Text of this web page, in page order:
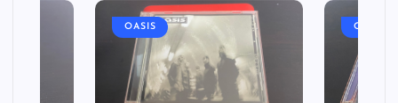
OASIS OASIS